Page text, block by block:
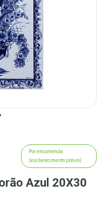
Por encomenda
(esclarecimento prévio)
Azul 20X30